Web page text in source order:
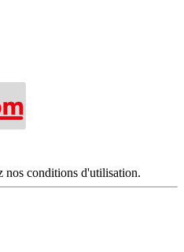
nos conditions d'utilisation.